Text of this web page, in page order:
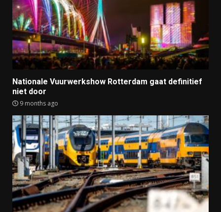
Nationale Vuurwerkshow Rotterdam gaat definitief
niet door
9 months ago